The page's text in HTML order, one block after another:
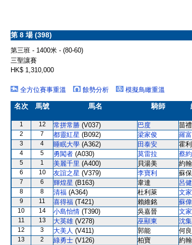
第 8 場 (398)
第三班 - 1400米 - (80-60)
三聖讓賽
HK$ 1,310,000
全方位賽事重溫
餘勢分析 模擬鳥瞰重溫
名次 馬號 馬名 騎師
1 12 常拼常勝 (V037) 巴度 苗
2
7 都靈紅星 (B092) 梁家俊 羅
3
4 睡眠大學 (A362) 田泰安 霍
4
5 勇闖者 (A030) 莫雷拉 蔡
5
1 美麗千里 (A400) 貝湯美 約
6
10 友誼之星 (V379) 李寶利 蘇
7
6 輝煌星 (B163) 韋達 呂
8
8 清福 (A364) 杜利萊 文
9
11 喜得福 (T421) 賴維銘 蘇
10
14 小島怡情 (T390) 吳嘉晉 文
11
13 大英雄 (V278) 巫顯東 沈
12
3 大美人 (V411) 郭能 何良
13
2 綠勇士 (V126) 柏寶 約